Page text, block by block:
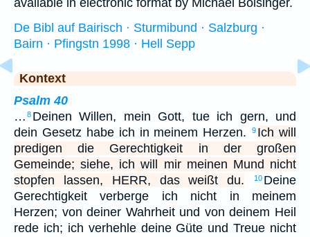
available in electronic format by Michael Bolsinger.
De Bibl auf Bairisch · Sturmibund · Salzburg ·
Bairn · Pfingstn 1998 · Hell Sepp
Kontext
Psalm 40
… 8 Deinen Willen, mein Gott, tue ich gern, und
dein Gesetz habe ich in meinem Herzen.
9 Ich will
predigen die Gerechtigkeit in der großen
Gemeinde; siehe, ich will mir meinen Mund nicht
stopfen lassen, HERR, das weißt du.
10 Deine
Gerechtigkeit verberge ich nicht in meinem
Herzen; von deiner Wahrheit und von deinem Heil
rede ich; ich verhehle deine Güte und Treue nicht